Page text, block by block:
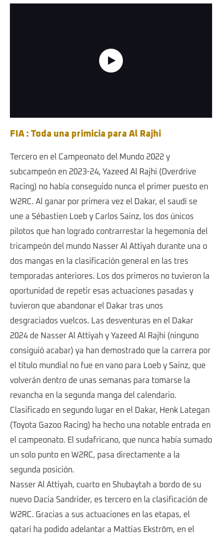
FIA : Toda una primicia para Al Rajhi
Tercero en el Campeonato del Mundo 2022 y
subcampeón en 2023-24, Yazeed Al Rajhi (Overdrive
Racing) no había conseguido nunca el primer puesto en
W2RC. Al ganar por primera vez el Dakar, el saudí se
une a Sébastien Loeb y Carlos Sainz, los dos únicos
pilotos que han logrado contrarrestar la hegemonía del
tricampeón del mundo Nasser Al Attiyah durante una o
dos mangas en la clasificación general en las tres
temporadas anteriores. Los dos primeros no tuvieron la
oportunidad de repetir esas actuaciones pasadas y
tuvieron que abandonar el Dakar tras unos
desgraciados vuelcos. Las desventuras en el Dakar
2024 de Nasser Al Attiyah y Yazeed Al Rajhi (ninguno
consiguió acabar) ya han demostrado que la carrera por
el título mundial no fue en vano para Loeb y Sainz, que
volverán dentro de unas semanas para tomarse la
revancha en la segunda manga del calendario.
Clasificado en segundo lugar en el Dakar, Henk Lategan
(Toyota Gazoo Racing) ha hecho una notable entrada en
el campeonato. El sudafricano, que nunca había sumado
un solo punto en W2RC, pasa directamente a la
segunda posición.
Nasser Al Attiyah, cuarto en Shubaytah a bordo de su
nuevo Dacia Sandrider, es tercero en la clasificación de
W2RC. Gracias a sus actuaciones en las etapas, el
qatarí ha podido adelantar a Mattias Ekström, en el